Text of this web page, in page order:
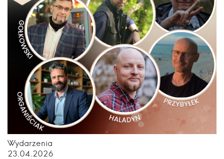
Wydarzenia
23.04.2026